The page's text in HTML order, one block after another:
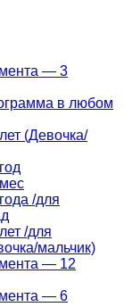
— 3
в любом
(Девочка/
/для
/для
мальчик)
— 12
— 6